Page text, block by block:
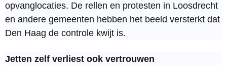
opvanglocaties. De rellen en protesten in Loosdrecht
en andere gemeenten hebben het beeld versterkt dat
Den Haag de controle kwijt is.
Jetten zelf verliest ook vertrouwen